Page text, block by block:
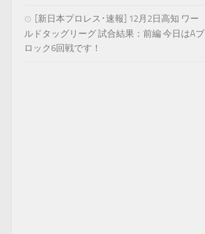
[新日本プロレス･速報] 12月2日高知 ワー
ルドタッグリーグ 試合結果：前編 今日はAブ
ロック6回戦です！